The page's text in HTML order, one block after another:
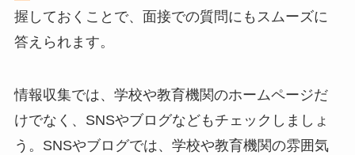
握しておくことで、面接での質問にもスムーズに
答えられます。
情報収集では、学校や教育機関のホームページだ
けでなく、SNSやブログなどもチェックしましょ
う。SNSやブログでは、学校や教育機関の雰囲気